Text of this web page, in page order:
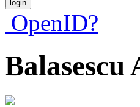
OpenID?
Balasescu